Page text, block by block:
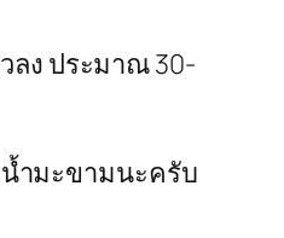
ลง ประมาณ 30-
น้ำมะขามนะครับ